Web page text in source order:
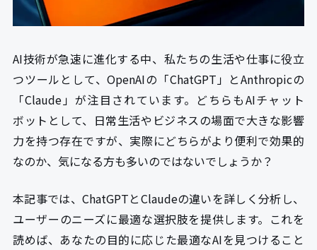
AI技術が急速に進化する中、私たちの生活や仕事に役立
つツールとして、OpenAIの「ChatGPT」とAnthropicの
「Claude」が注目されています。どちらもAIチャット
ボットとして、日常生活やビジネスの場面で大きな影響
力を持つ存在ですが、実際にどちらがより便利で効果的
なのか、気になる方も多いのではないでしょうか？
本記事では、ChatGPTとClaudeの違いを詳しく分析し、
ユーザーのニーズに最適な選択肢を提供します。これを
読めば、あなたの目的に応じた最適なAIを見つけること